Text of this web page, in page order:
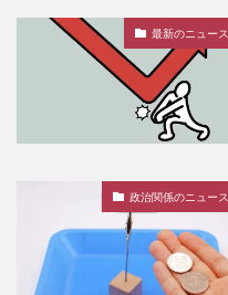
最新のニュース
政治関係のニュース